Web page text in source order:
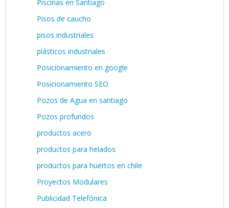
Piscinas en Santiago
Pisos de caucho
pisos industriales
plásticos industriales
Posicionamiento en google
Posicionamiento SEO
Pozos de Agua en santiago
Pozos profundos
productos acero
productos para helados
productos para huertos en chile
Proyectos Modulares
Publicidad Telefónica